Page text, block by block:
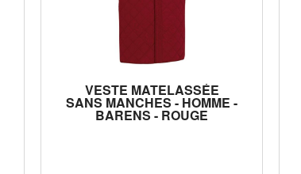
VESTE MATELASSÉE
SANS MANCHES - HOMME -
BARENS - ROUGE